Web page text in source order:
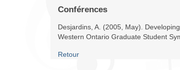
Conférences
Desjardins, A. (2005, May).
Western Ontario Graduate Student
Retour